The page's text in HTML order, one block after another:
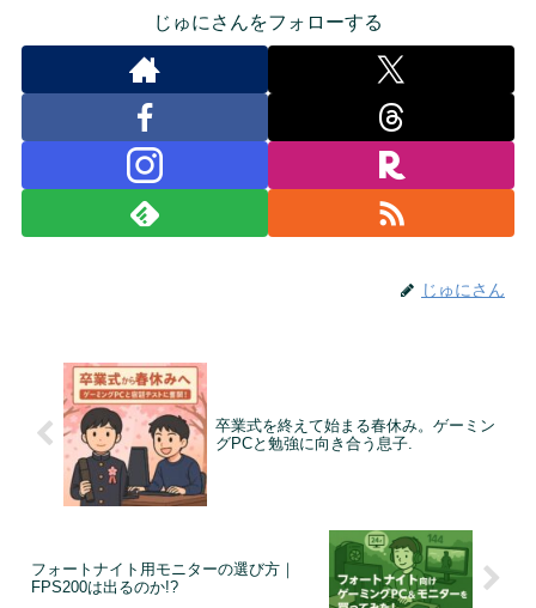
じゅにさんをフォローする
じゅにさん
卒業式を終えて始まる春休み。ゲーミン
グPCと勉強に向き合う息子.
フォートナイト用モニターの選び方｜
FPS200は出るのか!?